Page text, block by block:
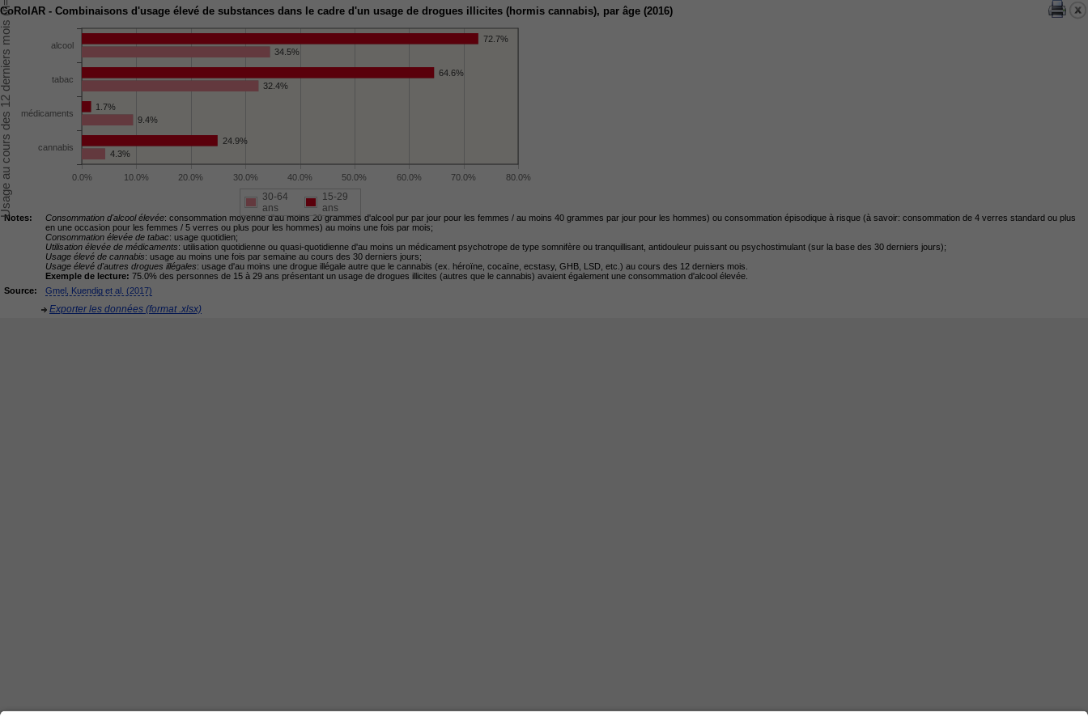
CoRolAR - Combinaisons d'usage élevé de substances dans le cadre d'un usage de drogues illicites (hormis cannabis), par âge (2016)
0.0% 10.0% 20.0% 30.0% 40.0% 50.0% 60.0% 70.0% 80.0%
cannabis
médicaments
tabac
alcool
34.5%
32.4%
9.4%
4.3%
72.7%
64.6%
1.7%
24.9%
30-64
ans
15-29
ans
Notes: Consommation d'alcool élevée: consommation moyenne d'au moins 20 grammes d'alcool pur par jour pour les femmes / au moins 40 grammes par jour pour les hommes) ou consommation épisodique à risque (à savoir: consommation de 4 verres standard ou plus
en une occasion pour les femmes / 5 verres ou plus pour les hommes) au moins une fois par mois;
Consommation élevée de tabac: usage quotidien;
Utilisation élevée de médicaments: utilisation quotidienne ou quasi-quotidienne d'au moins un médicament psychotrope de type somnifère ou tranquillisant, antidouleur puissant ou psychostimulant (sur la base des 30 derniers jours);
Usage élevé de cannabis: usage au moins une fois par semaine au cours des 30 derniers jours;
Usage élevé d'autres drogues illégales: usage d'au moins une drogue illégale autre que le cannabis (ex. héroïne, cocaïne, ecstasy, GHB, LSD, etc.) au cours des 12 derniers mois.
Exemple de lecture: 75.0% des personnes de 15 à 29 ans présentant un usage de drogues illicites (autres que le cannabis) avaient également une consommation d'alcool élevée.
Source:
Gmel, Kuendig et al. (2017)
Exporter les données (format .xlsx)